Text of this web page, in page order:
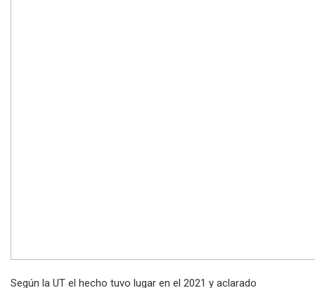
Según la UT el hecho tuvo lugar en el 2021 y aclarado